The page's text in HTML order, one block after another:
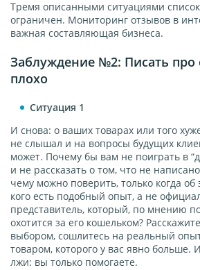
Тремя описанными ситуациями
ограничен. Мониторинг отзывов в
важная составляющая бизнеса.
Заблуждение №2: Писать
плохо
Ситуация 1
И снова: о ваших товарах или того
не слышал и на вопросы будущих
может. Почему бы вам не поиграть в
и не рассказать о том, что не
чему можно поверить, только когда об
кого есть подобный опыт, а не
представитель, который, по мнению
охотится за его кошельком?
выбором, сошлитесь на реальный
товаром, которого у вас явно больше.
лжи: вы только помогаете.